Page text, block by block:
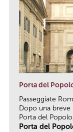
Porta del
Passeggiate
Dopo una breve
Porta del
Porta del